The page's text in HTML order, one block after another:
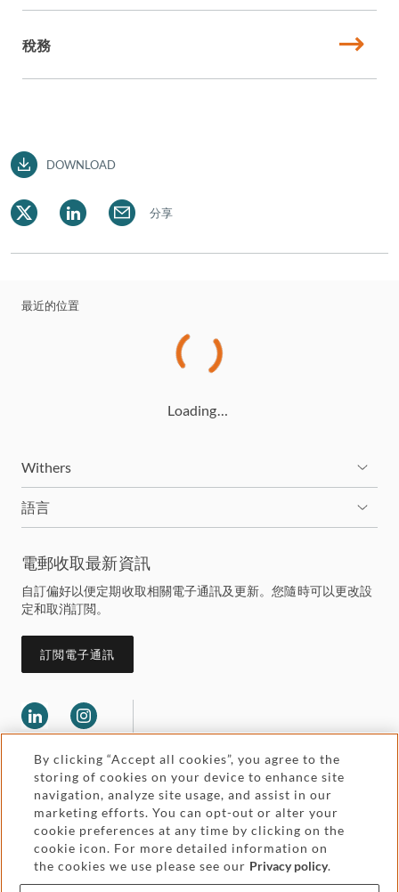
稅務
DOWNLOAD
分享
最近的位置
Loading…
Withers
語言
電郵收取最新資訊
自訂偏好以便定期收取相關電子通訊及更新。您隨時可以更改設
定和取消訂閲。
訂閲電子通訊
Legal and regulatory
Pricing
Accessibility
Attorney advertising
By clicking “Accept all cookies”, you agree to the
storing of cookies on your device to enhance site
navigation, analyze site usage, and assist in our
marketing efforts. You can opt-out or alter your
cookie preferences at any time by clicking on the
cookie icon. For more detailed information on
the cookies we use please see our Privacy policy.